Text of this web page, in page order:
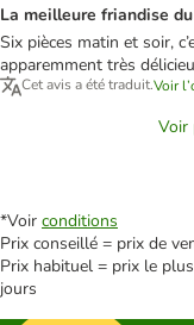
La meilleure friandise
Six pièces matin et soir,
apparemment très
Cet avis a été traduit.Voir
Voir
*Voir conditions
Prix conseillé = prix de
Prix habituel = prix le
jours